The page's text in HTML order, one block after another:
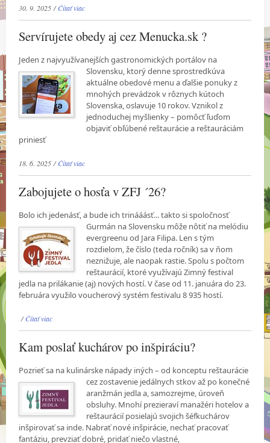
30. 9. 2025 /Čítať viac
Servírujete obedy aj cez Menucka.sk ?
Jeden z najvyužívanejších gastronomických portálov na
Slovensku, ktorý denne sprostredkúva
aktuálne obedové menu a ďalšie ponuky z
mnohých prevádzok v rôznych kútoch
Slovenska, oslavuje 10 rokov. Vznikol z
jednoduchej myšlienky – pomôcť ľuďom
objaviť obľúbené reštaurácie a reštauráciám
priniesť
18. 6. 2025 /Čítať viac
Zabojujete o hosťa v ZFJ ´26?
Bolo ich jedenásť, a bude ich trinááásť... takto si spoločnosť
Gurmán na Slovensku môže nôtiťna melódiu
evergreenu od Jara Filipa. Len s tým
rozdielom, že číslo (teda ročník) sa v ňom
neznižuje, ale naopak rastie. Spolu s počtom
reštaurácií, ktoré využívajú Zimný festival
jedla na prilákanie (aj) nových hostí. V čase od 11. januára do 23.
februára využilo voucherový systém festivalu 8 935 hostí.
/Čítať viac
Kam poslať kuchárov po inšpiráciu?
Pozrieť sa na kulinárske nápady iných – od konceptu reštaurácie
cez zostavenie jedálnychstkov až po konečné
aranžmán jedla a, samozrejme, úroveň
obsluhy. Mnohí prezieraví manažéri hotelov a
reštaurácií posielajú svojich šéfkuchárov
inšpirovať sa inde. Nabrať nové inšpirácie, nechať pracovať
fantáziu, prevziať dobré, pridať niečo vlastné,